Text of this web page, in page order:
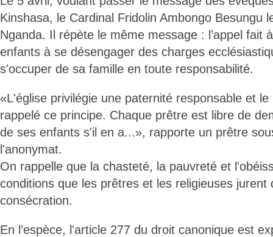
Kinshasa, le Cardinal Fridolin Ambongo Besungu
Nganda. Il répète le même message : l’appel fait
enfants à se désengager des charges
s'occuper de sa famille en toute responsabilité.
«L'église privilégie une paternité responsable et
rappelé ce principe. Chaque prêtre est libre de
de ses enfants s'il en a...», rapporte un prêtre
l'anonymat.
On rappelle que la chasteté, la pauvreté et
conditions que les prêtres et les religieuses jurent
consécration.
En l’espèce, l'article 277 du droit canonique est